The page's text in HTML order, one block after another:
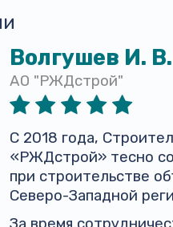
Волгушев И. В.
АО "РЖДстрой"
С 2018 года,
«РЖДстрой» тесно
при строительстве
Северо-Западной